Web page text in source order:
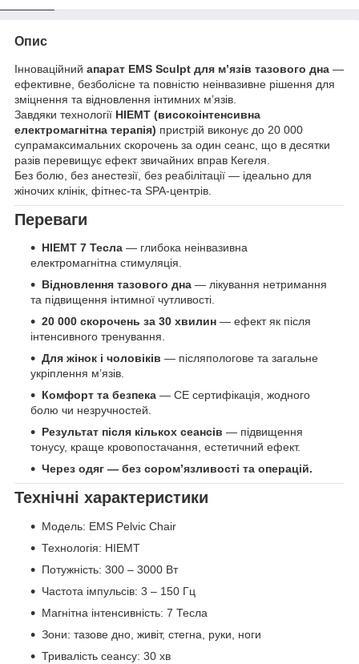
Опис
Інноваційний апарат EMS Sculpt для м’язів тазового дна —
ефективне, безболісне та повністю неінвазивне рішення для
зміцнення та відновлення інтимних м’язів.
Завдяки технології HIEMT (високоінтенсивна
електромагнітна терапія) пристрій виконує до 20 000
супрамаксимальних скорочень за один сеанс, що в десятки
разів перевищує ефект звичайних вправ Кегеля.
Без болю, без анестезії, без реабілітації — ідеально для
жіночих клінік, фітнес-та SPA-центрів.
Переваги
HIEMT 7 Тесла — глибока неінвазивна
електромагнітна стимуляція.
Відновлення тазового дна — лікування нетримання
та підвищення інтимної чутливості.
20 000 скорочень за 30 хвилин — ефект як після
інтенсивного тренування.
Для жінок і чоловіків — післяпологове та загальне
укріплення м’язів.
Комфорт та безпека — CE сертифікація, жодного
болю чи незручностей.
Результат після кількох сеансів — підвищення
тонусу, краще кровопостачання, естетичний ефект.
Через одяг — без сором’язливості та операцій.
Технічні характеристики
Модель: EMS Pelvic Chair
Технологія: HIEMT
Потужність: 300 – 3000 Вт
Частота імпульсів: 3 – 150 Гц
Магнітна інтенсивність: 7 Тесла
Зони: тазове дно, живіт, стегна, руки, ноги
Тривалість сеансу: 30 хв